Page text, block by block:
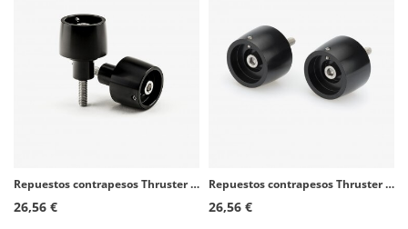
Repuestos contrapesos Thruster Puig para Kawasaki Ninja 1100 SX, Ninja 650, Ninja H2 SX, Versys-X 300, Z650
26,56 €
Repuestos contrapesos Thruster Puig para Aprilia RS125/457/660, Tuono 125/457
26,56 €